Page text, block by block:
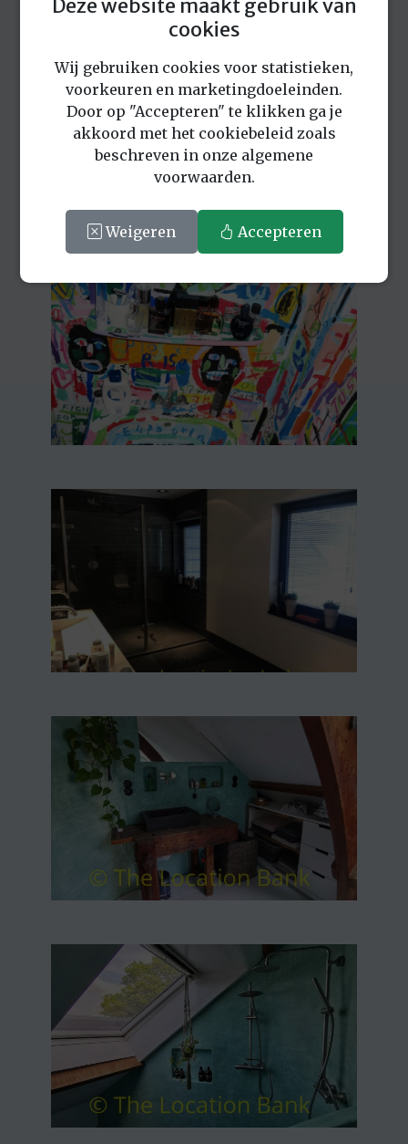
Deze website maakt gebruik van
cookies
Wij gebruiken cookies voor statistieken,
voorkeuren en marketingdoeleinden.
Door op "Accepteren" te klikken ga je
akkoord met het cookiebeleid zoals
beschreven in onze algemene
voorwaarden.
Weigeren Accepteren